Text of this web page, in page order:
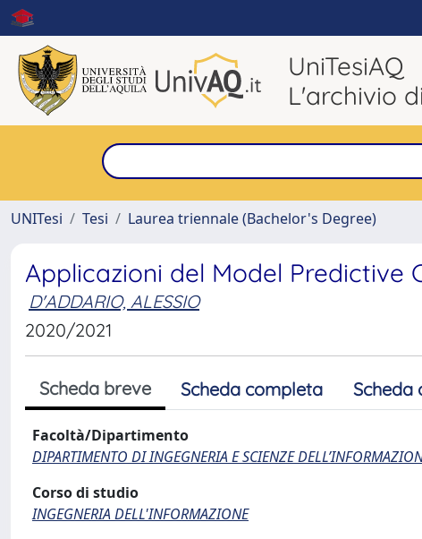
UniTesiAQ
L'archivio
UNITesi
Tesi Laurea triennale (Bachelor's Degree)
Applicazioni del Model Predictive
D'ADDARIO, ALESSIO
2020/2021
Scheda breve Scheda completa Scheda
Facoltà/Dipartimento
DIPARTIMENTO DI INGEGNERIA E SCIENZE
Corso di studio
INGEGNERIA DELL'INFORMAZIONE